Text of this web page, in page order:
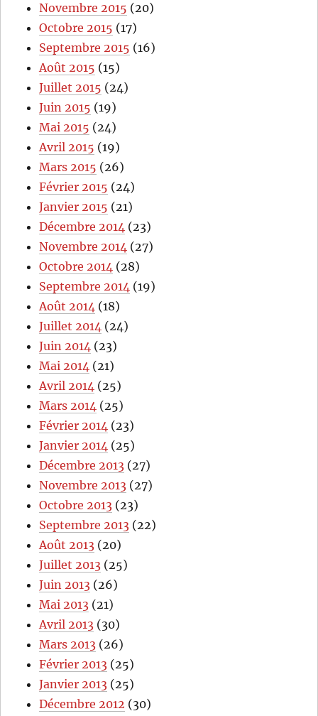
Novembre 2015 (20)
Octobre 2015 (17)
Septembre 2015 (16)
Août 2015 (15)
Juillet 2015 (24)
Juin 2015 (19)
Mai 2015 (24)
Avril 2015 (19)
Mars 2015 (26)
Février 2015 (24)
Janvier 2015 (21)
Décembre 2014 (23)
Novembre 2014 (27)
Octobre 2014 (28)
Septembre 2014 (19)
Août 2014 (18)
Juillet 2014 (24)
Juin 2014 (23)
Mai 2014 (21)
Avril 2014 (25)
Mars 2014 (25)
Février 2014 (23)
Janvier 2014 (25)
Décembre 2013 (27)
Novembre 2013 (27)
Octobre 2013 (23)
Septembre 2013 (22)
Août 2013 (20)
Juillet 2013 (25)
Juin 2013 (26)
Mai 2013 (21)
Avril 2013 (30)
Mars 2013 (26)
Février 2013 (25)
Janvier 2013 (25)
Décembre 2012 (30)